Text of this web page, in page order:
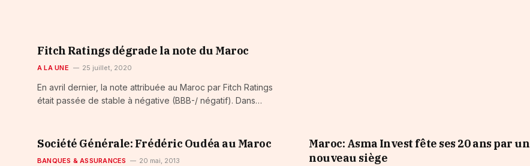
Fitch Ratings dégrade la note du Maroc
A LA UNE 25 juillet, 2020
En avril dernier, la note attribuée au Maroc par Fitch Ratings
était passée de stable à négative (BBB-/ négatif). Dans…
Société Générale: Frédéric Oudéa au Maroc
BANQUES & ASSURANCES 20 mai, 2013
Maroc: Asma Invest fête ses 20 ans par un
nouveau siège